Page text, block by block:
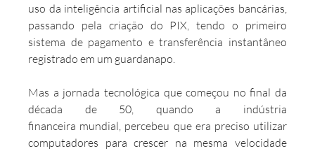
uso da inteligência artificial nas aplicações bancárias,
passando pela criação do PIX, tendo o primeiro
sistema de pagamento e transferência instantâneo
registrado em um guardanapo.
Mas a jornada tecnológica que começou no final da
década de 50, quando a indústria
financeira mundial, percebeu que era preciso utilizar
computadores para crescer na mesma velocidade